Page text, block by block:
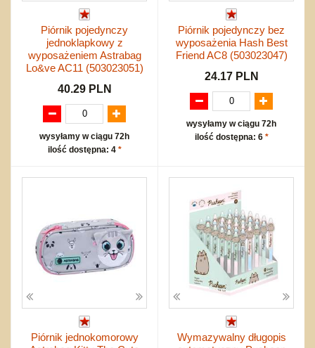
Piórnik pojedynczy
jednoklapkowy z
wyposażeniem Astrabag
Lo&ve AC11 (503023051)
40.29 PLN
wysyłamy w ciągu 72h
ilość dostępna: 4 *
Piórnik pojedynczy bez
wyposażenia Hash Best
Friend AC8 (503023047)
24.17 PLN
wysyłamy w ciągu 72h
ilość dostępna: 6 *
Piórnik jednokomorowy
Wymazywalny długopis